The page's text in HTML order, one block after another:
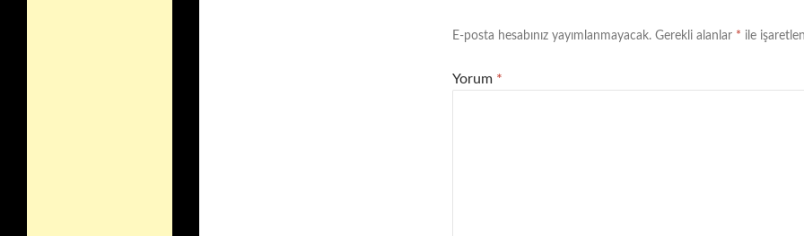
E-posta hesabınız yayımlanmayacak. Gerekli alanlar * ile
Yorum *